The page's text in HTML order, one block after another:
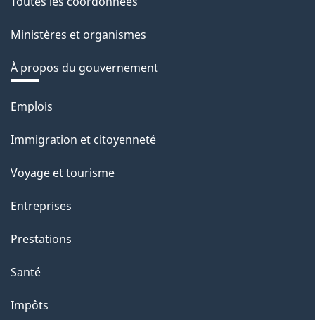
Ministères et organismes
À propos du gouvernement
Thèmes
sujets
Emplois
Immigration et citoyenneté
Voyage et tourisme
Entreprises
Prestations
Santé
Impôts